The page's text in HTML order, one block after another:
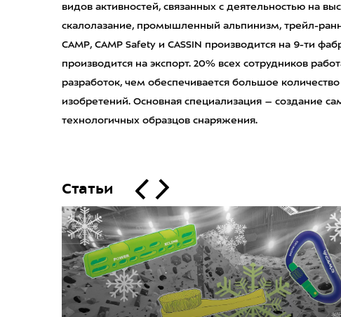
видов активностей, связанных с деятельностью на
скалолазание, промышленный альпинизм, трейл-
CAMP, CAMP Safety и CASSIN производится на 9-ти
производится на экспорт. 20% всех сотрудников
разработок, чем обеспечивается большое
изобретений. Основная специализация – создание
технологичных образцов снаряжения.
Статьи